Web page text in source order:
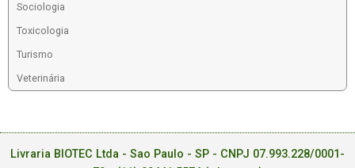
Sociologia
Toxicologia
Turismo
Veterinária
Livraria BIOTEC Ltda - Sao Paulo - SP - CNPJ 07.993.228/0001-